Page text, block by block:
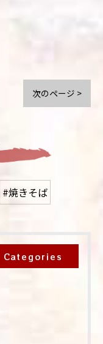
次のページ >
#焼きそば
Categories